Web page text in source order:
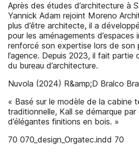
Après des études d’architecture à
Yannick Adam rejoint Moreno
plus d’être architecte, il a
pour les aménagements d’espaces
renforcé son expertise lors de son
l’agence. Depuis 2023, il fait partie
du bureau d’architecture.
Nuvola (2024) R&amp;D Bralco
« Basé sur le modèle de la cabine
traditionnelle, Kall se démarque
d’élégantes finitions en bois. »
70 070_design_Orgatec.indd 70